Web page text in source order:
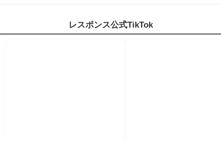
レスポンス公式TikTok